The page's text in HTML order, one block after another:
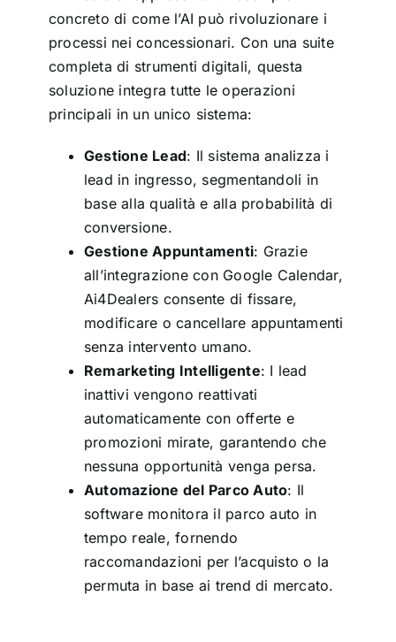
concreto di come l’AI può rivoluzionare i
processi nei concessionari. Con una suite
completa di strumenti digitali, questa
soluzione integra tutte le operazioni
principali in un unico sistema:
Gestione Lead: Il sistema analizza i
lead in ingresso, segmentandoli in
base alla qualità e alla probabilità di
conversione.
Gestione Appuntamenti: Grazie
all’integrazione con Google Calendar,
Ai4Dealers consente di fissare,
modificare o cancellare appuntamenti
senza intervento umano.
Remarketing Intelligente: I lead
inattivi vengono reattivati
automaticamente con offerte e
promozioni mirate, garantendo che
nessuna opportunità venga persa.
Automazione del Parco Auto: Il
software monitora il parco auto in
tempo reale, fornendo
raccomandazioni per l’acquisto o la
permuta in base ai trend di mercato.